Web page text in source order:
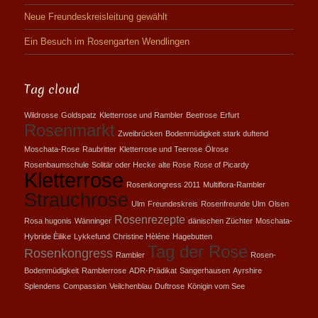
Neue Freundeskreisleitung gewählt
Ein Besuch im Rosengarten Wendlingen
Tag cloud
Wildrosse Goldspatz Kletterrose und Rambler Beetrose Erfurt
Rosenmarkt Zweibrücken Bodenmüdigkeit stark duftend
Moschata-Rose Raubritter Kletterrose und Teerose Ölrose
Rosenbaumschule Solitär oder Hecke alte Rose Rose of Picardy
Kletterrose Rosenkongress 2011 Multiflora-Rambler
Strauchrose Ulm Freundeskreis Rosenfreunde Ulm Olsen
Rosa hugonis Wänninger Rosenrezepte dänischen Züchter Moschata-
Hybride Èilike Lykkefund Christine Hèléne Hagebutten
Rosenkongress Rambler Tag der Rose Rosen-
Bodenmüdigkeit Ramblerrose ADR-Prädikat Sangerhausen Ayrshire
Splendens Compassion Veilchenblau Duftrose Königin vom See